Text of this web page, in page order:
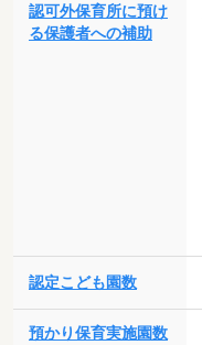
認可外保育所に預け
る保護者への補助
認定こども園数
預かり保育実施園数